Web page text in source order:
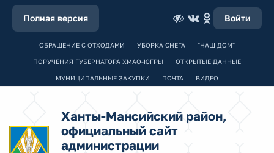
Полная версия Войти
ОБРАЩЕНИЕ С ОТХОДАМИ УБОРКА СНЕГА "НАШ ДОМ"
ПОРУЧЕНИЯ ГУБЕРНАТОРА ХМАО-ЮГРЫ ОТКРЫТЫЕ ДАННЫЕ
МУНИЦИПАЛЬНЫЕ ЗАКУПКИ ПОЧТА ВИДЕО
Ханты-Мансийский район,
официальный сайт
администрации